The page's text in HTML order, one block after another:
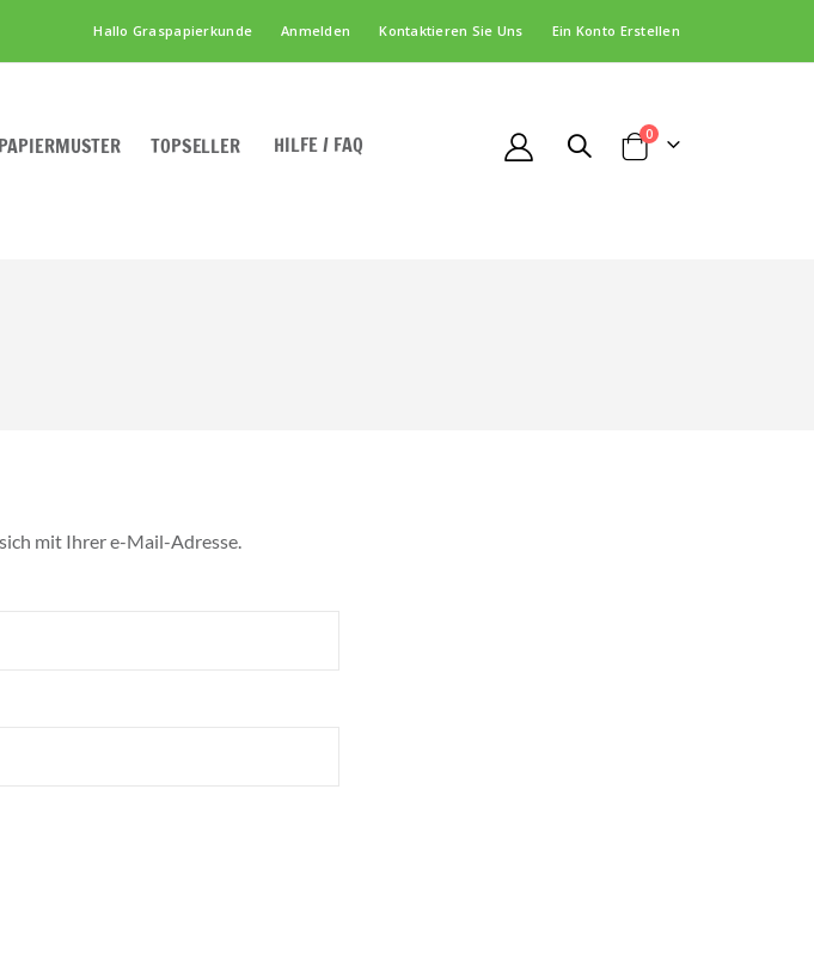
Hallo Graspapierkunde Anmelden Kontaktieren Sie Uns Ein Konto Erstellen
PAPIERMUSTER TOPSELLER HILFE / FAQ Cart
0Artikel
mit Ihrer e-Mail-Adresse.